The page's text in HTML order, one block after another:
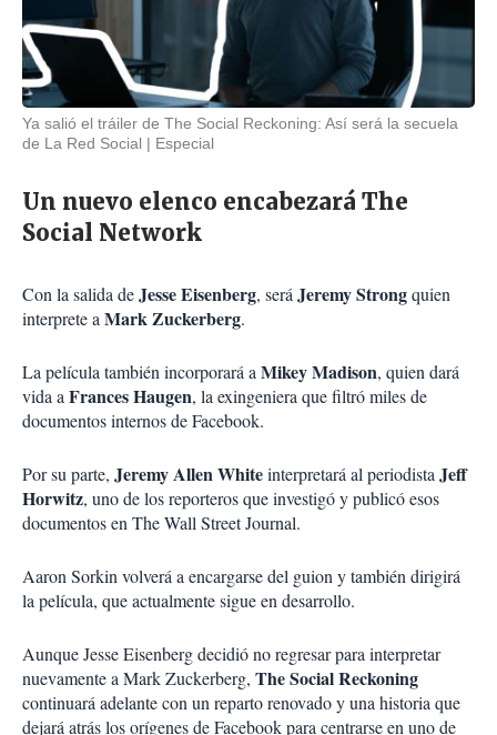
Ya salió el tráiler de The Social Reckoning: Así será la secuela
de La Red Social
Especial
Un nuevo elenco encabezará The
Social Network
Con la salida deJesse Eisenberg, seráJeremy Strongquien
interprete aMark Zuckerberg.
La película también incorporará aMikey Madison, quien dará
vida aFrances Haugen, la exingeniera que filtró miles de
documentos internos de Facebook.
Por su parte, Jeremy Allen Whiteinterpretará al periodistaJeff
Horwitz, uno de los reporteros que investigó y publicó esos
documentos enThe Wall Street Journal.
Aaron Sorkin volverá a encargarse del guion y también dirigirá
la película, que actualmente sigue en desarrollo.
Aunque Jesse Eisenberg decidió no regresar para interpretar
nuevamente a Mark Zuckerberg, The Social Reckoning
continuará adelante con un reparto renovado y una historia que
dejará atrás los orígenes de Facebook para centrarse en uno de